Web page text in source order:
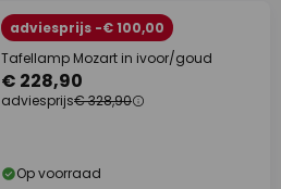
adviesprijs -€ 100,00
Tafellamp Mozart in ivoor/goud
€ 228,90
adviesprijs€ 328,90
Op voorraad